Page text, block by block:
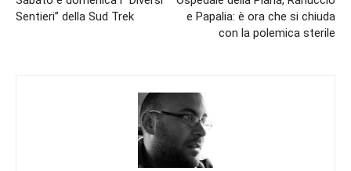
Sentieri” della Sud Trek
e Papalia: è ora che si chiuda
con la polemica sterile